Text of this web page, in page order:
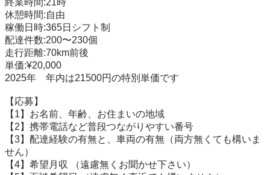
終業時間:21時
休憩時間:自由
稼働日時:365日シフト制
配達件数:200〜230個
走行距離:70km前後
単価:¥20,000
2025年　年内は21500円の特別単価です
【応募】
【1】お名前、年齢、お住まいの地域
【2】携帯電話など普段つながりやすい番号
【3】配達経験の有無と、車両の有無（両方無くても構いま
せん）
【4】希望月収 （遠慮無くお聞かせ下さい）